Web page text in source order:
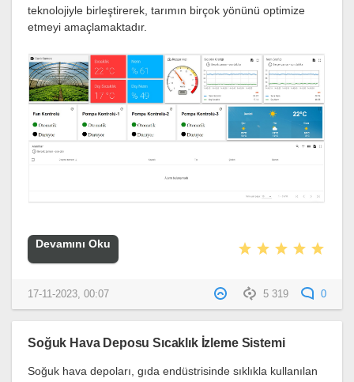
teknolojiyle birleştirerek, tarımın birçok yönünü optimize
etmeyi amaçlamaktadır.
Devamını Oku
5 319 0
17-11-2023, 00:07
Soğuk Hava Deposu Sıcaklık İzleme Sistemi
Soğuk hava depoları, gıda endüstrisinde sıklıkla kullanılan